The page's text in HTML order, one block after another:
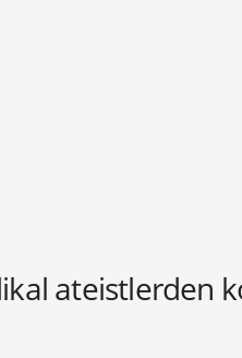
ateistlerden